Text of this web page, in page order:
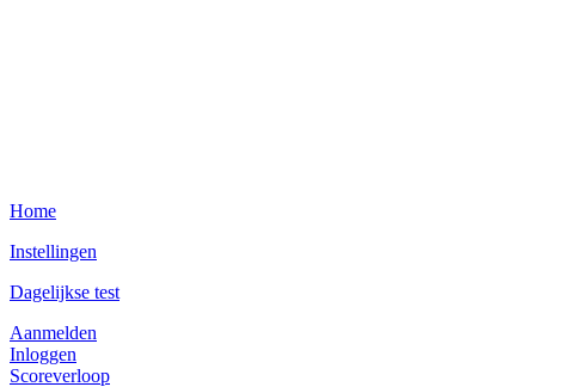
Home
Instellingen
Dagelijkse test
Aanmelden
Inloggen
Scoreverloop